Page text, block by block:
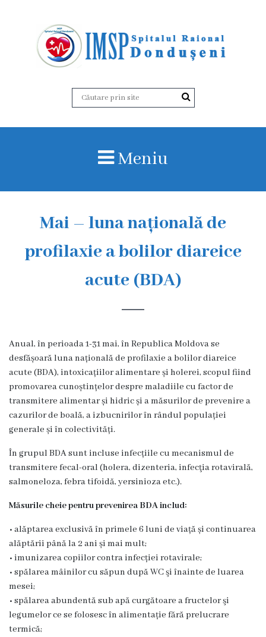
I
r
i
a
O
r
g
a
n
g
r
a
m
a
Meniu
Mai – luna națională de
profilaxie a bolilor diareice
acute (BDA)
Anual, în perioada 1-31 mai, în Republica Moldova se
desfășoară luna națională de profilaxie a bolilor diareice
acute (BDA), intoxicațiilor alimentare și holerei, scopul fiind
promovarea cunoștințelor despre maladiile cu factor de
transmitere alimentar și hidric și a măsurilor de prevenire a
cazurilor de boală, a izbucnirilor în rândul populației
generale și în colectivități.
În grupul BDA sunt incluse infecțiile cu mecanismul de
transmitere fecal-oral (holera, dizenteria, infecţia rotavirală,
salmoneloza, febra tifoidă, yersinioza etc.).
Măsurile cheie pentru prevenirea BDA includ:
• alăptarea exclusivă în primele 6 luni de viață și continuarea
alăptării până la 2 ani și mai mult;
• imunizarea copiilor contra infecției rotavirale;
• spălarea mâinilor cu săpun după WC şi înainte de luarea
mesei;
• spălarea abundentă sub apă curgătoare a fructelor şi
legumelor ce se folosesc în alimentație fără prelucrare
termică;